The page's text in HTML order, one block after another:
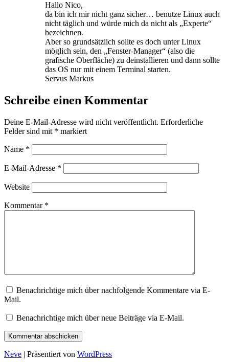
Hallo Nico,
da bin ich mir nicht ganz sicher… benutze Linux auch
nicht täglich und würde mich da nicht als „Experte“
bezeichnen.
Aber so grundsätzlich sollte es doch unter Linux
möglich sein, den „Fenster-Manager“ (also die
grafische Oberfläche) zu deinstallieren und dann sollte
das OS nur mit einem Terminal starten.
Servus Markus
Schreibe einen Kommentar
Deine E-Mail-Adresse wird nicht veröffentlicht. Erforderliche
Felder sind mit * markiert
Name *
E-Mail-Adresse *
Website
Kommentar *
Benachrichtige mich über nachfolgende Kommentare via E-
Mail.
Benachrichtige mich über neue Beiträge via E-Mail.
Neve | Präsentiert von WordPress